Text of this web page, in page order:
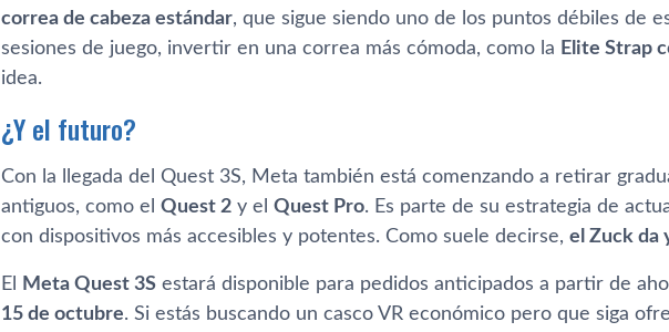
correa de cabeza estándar, que sigue siendo uno de los puntos débiles de
sesiones de juego, invertir en una correa más cómoda, como la Elite Strap
idea.
¿Y el futuro?
Con la llegada del Quest 3S, Meta también está comenzando a retirar
antiguos, como el Quest 2 y el Quest Pro. Es parte de su estrategia de
con dispositivos más accesibles y potentes. Como suele decirse, el Zuck da
El Meta Quest 3S estará disponible para pedidos anticipados a partir de
15 de octubre. Si estás buscando un casco VR económico pero que siga